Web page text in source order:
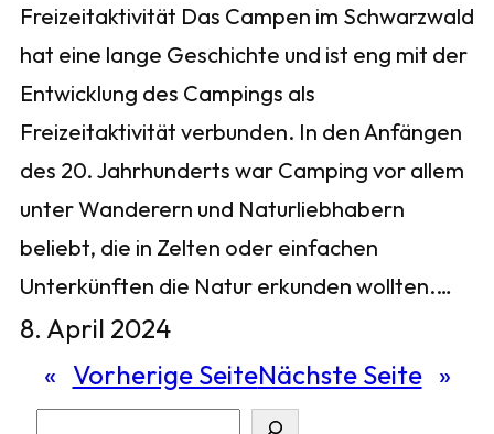
Freizeitaktivität Das Campen im Schwarzwald
hat eine lange Geschichte und ist eng mit der
Entwicklung des Campings als
Freizeitaktivität verbunden. In den Anfängen
des 20. Jahrhunderts war Camping vor allem
unter Wanderern und Naturliebhabern
beliebt, die in Zelten oder einfachen
Unterkünften die Natur erkunden wollten.…
8. April 2024
« Vorherige SeiteNächste Seite »